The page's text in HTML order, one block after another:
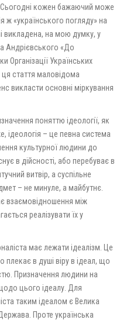
Сьогодні кожен бажаючий може
ж «українського погляду» на
викладена, на мою думку, у
Андрієвського «До
Організації Українських
ця стаття маловідома
викласти основні міркування
поняттю ідеології, як
ідеологія – це певна система
культурної людини до
в дійсності, або перебуває в
витвір, а суспільне
– не минуле, а майбутнє.
взаємовідношення між
реалізувати їх у
має лежати ідеалізм. Це
в душі віру в ідеал, що
Призначення людини на
цього ідеалу. Для
таким ідеалом є Велика
Проте українська